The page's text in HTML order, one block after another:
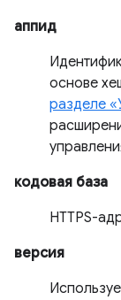
аппид
основе
разделе
кодовая база
HTTPS-
версия